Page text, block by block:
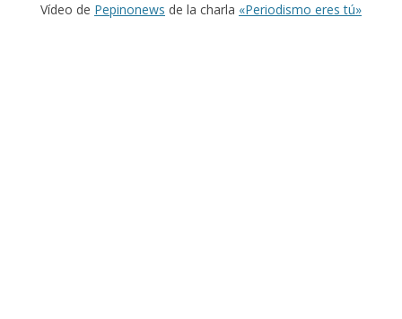
Vídeo de Pepinonews de la charla «Periodismo eres tú»